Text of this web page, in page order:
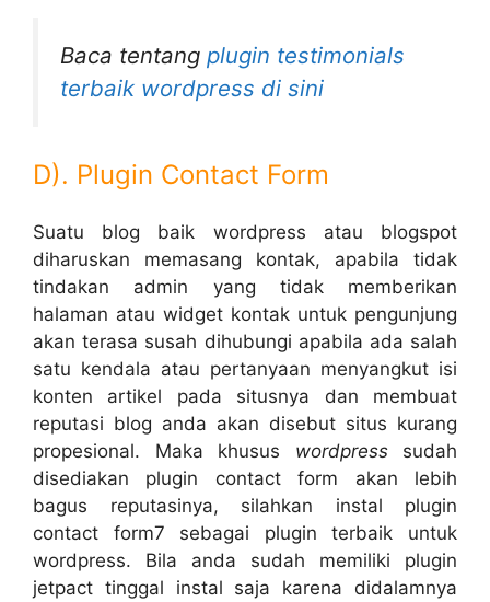
Baca tentang plugin testimonials
terbaik wordpress di sini
D). Plugin Contact Form
Suatu blog baik wordpress atau blogspot
diharuskan memasang kontak, apabila tidak
tindakan admin yang tidak memberikan
halaman atau widget kontak untuk pengunjung
akan terasa susah dihubungi apabila ada salah
satu kendala atau pertanyaan menyangkut isi
konten artikel pada situsnya dan membuat
reputasi blog anda akan disebut situs kurang
propesional. Maka khusus wordpresssudah
disediakan plugin contact form akan lebih
bagus reputasinya, silahkan instal plugin
contact form7
sebagai plugin terbaik untuk
wordpress. Bila anda sudah memiliki plugin
jetpact tinggal instal saja karena didalamnya